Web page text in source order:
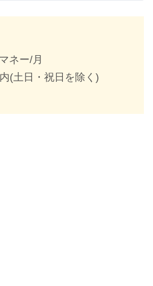
ネー/月
(土日・祝日を除く)